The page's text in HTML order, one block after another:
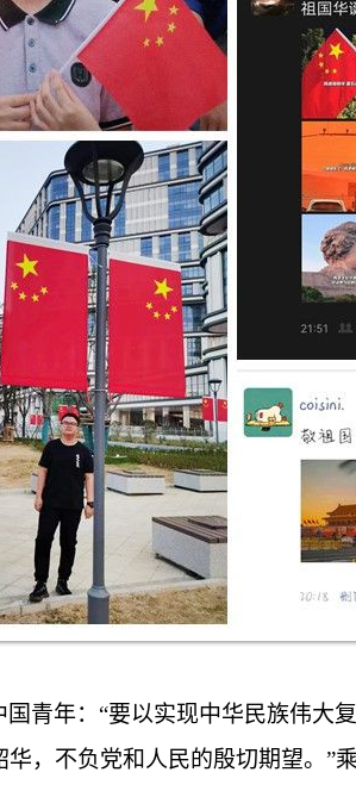
青年：“要以实现中华民族伟大
，不负党和人民的殷切期望。”